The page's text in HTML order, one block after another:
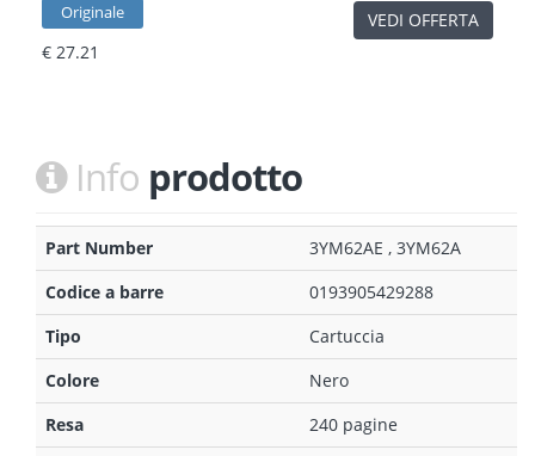
Originale
€ 27.21
VEDI OFFERTA
Info prodotto
Part Number
3YM62AE , 3YM62A
Codice a barre
0193905429288
Tipo
Cartuccia
Colore
Nero
Resa
240 pagine